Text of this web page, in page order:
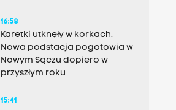
16:58
Karetki utknęły w korkach.
Nowa podstacja pogotowia w
Nowym Sączu dopiero w
przyszłym roku
15:41